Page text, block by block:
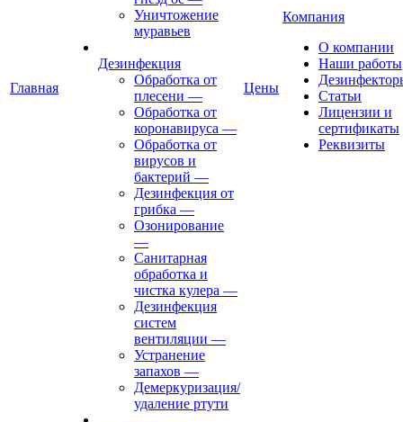
Главная
Уничтожение
муравьев
Дезинфекция
Обработка от
плесени —
Обработка от
коронавируса —
Обработка от
вирусов и
бактерий —
Дезинфекция от
грибка —
Озонирование
—
Санитарная
обработка и
чистка кулера —
Дезинфекция
систем
вентиляции —
Устранение
запахов —
Демеркуризация/
удаление ртути
Цены
Компания
О компании
Наши работы
Статьи
Лицензии и
сертификаты
Реквизиты